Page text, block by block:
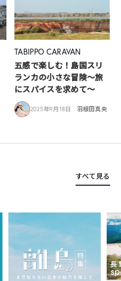
TABIPPO CARAVAN
五感で楽しむ！島国スリ
ランカの小さな冒険～旅
にスパイスを求めて～
2025年9月18日 羽根田真央
すべて見る